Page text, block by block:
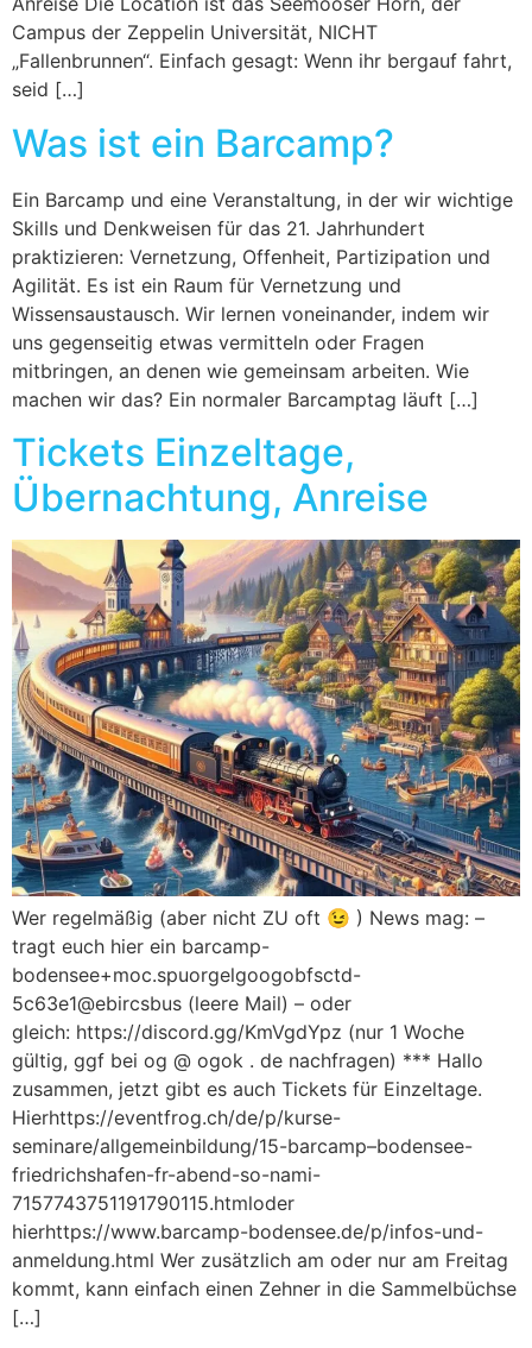
Campus der Zeppelin Universität, NICHT
„Fallenbrunnen“. Einfach gesagt: Wenn ihr bergauf fahrt,
seid […]
Was ist ein Barcamp?
Ein Barcamp und eine Veranstaltung, in der wir wichtige
Skills und Denkweisen für das 21. Jahrhundert
praktizieren: Vernetzung, Offenheit, Partizipation und
Agilität. Es ist ein Raum für Vernetzung und
Wissensaustausch. Wir lernen voneinander, indem wir
uns gegenseitig etwas vermitteln oder Fragen
mitbringen, an denen wie gemeinsam arbeiten. Wie
machen wir das? Ein normaler Barcamptag läuft […]
Tickets Einzeltage,
Übernachtung, Anreise
Wer regelmäßig (aber nicht ZU oft 😉 ) News mag: –
tragt euch hier ein barcamp-
bodensee+moc.spuorgelgoogobfsctd-
5c63e1@ebircsbus (leere Mail) – oder
gleich: https://discord.gg/KmVgdYpz (nur 1 Woche
gültig, ggf bei og @ ogok . de nachfragen) *** Hallo
zusammen, jetzt gibt es auch Tickets für Einzeltage.
Hierhttps://eventfrog.ch/de/p/kurse-
seminare/allgemeinbildung/15-barcamp–bodensee-
friedrichshafen-fr-abend-so-nami-
7157743751191790115.htmloder
hierhttps://www.barcamp-bodensee.de/p/infos-und-
anmeldung.html Wer zusätzlich am oder nur am Freitag
kommt, kann einfach einen Zehner in die Sammelbüchse
[…]